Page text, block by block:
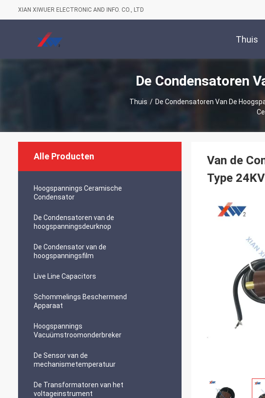
XIAN XIWUER ELECTRONIC AND INFO. CO., LTD
Thuis
De Condensatoren
Thuis / De Condensatoren Van De
Alle Producten
Hoogspannings Ceramische
Condensator
De Condensatoren van de
hoogspanningsdeurknop
De Condensator van de
hoogspanningsfilm
Live Line Capacitors
Schommelings Beschermend
Apparaat
Hoogspannings
Vacuümstroomonderbreker
De Sensor van de
mechanismetemperatuur
De Transformatoren van het
voltageinstrument
Van de
Type